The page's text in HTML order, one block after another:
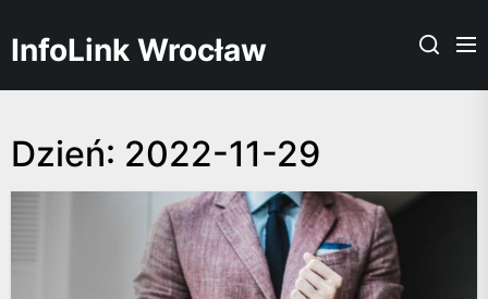
to
the
content
InfoLink Wrocław
Dzień: 2022-11-29